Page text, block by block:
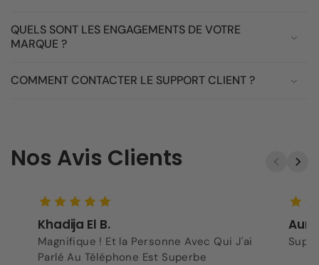
QUELS SONT LES ENGAGEMENTS DE VOTRE
MARQUE ?
COMMENT CONTACTER LE SUPPORT CLIENT ?
Nos Avis Clients
Khadija El B.
Magnifique ! Et la Personne Avec Qui J'ai
Parlé Au Téléphone Est Superbe